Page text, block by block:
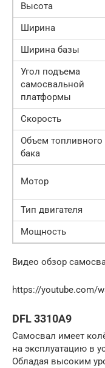
Высота
Ширина
Ширина базы
Угол подъема
самосвальной
платформы
Скорость
Объем топливного
бака
Мотор
Тип двигателя
Мощность
Видео обзор
https://youtube.com/
DFL 3310A9
Самосвал имеет
на эксплуатацию в
Обладая высоким